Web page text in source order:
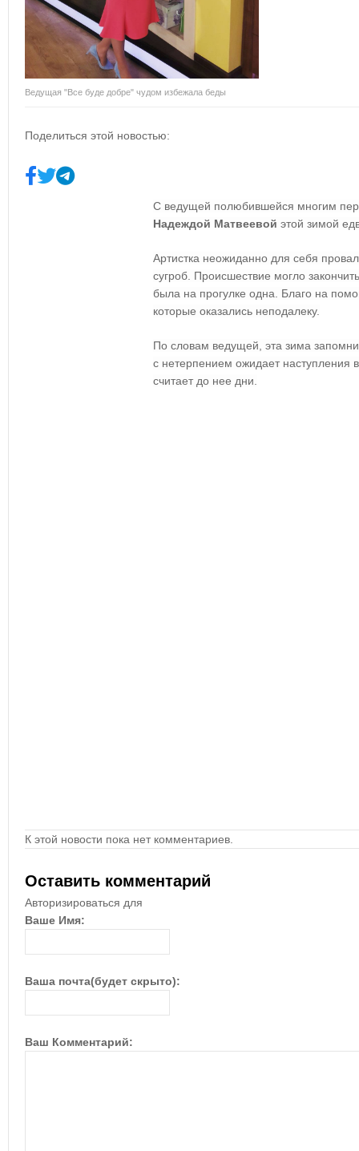
Ведущая "Все буде добре" чудом избежала беды
Поделиться этой новостью:
С ведущей полюбившейся многим
Надеждой Матвеевой этой зимой
Артистка неожиданно для себя
сугроб. Происшествие могло
была на прогулке одна. Благо на
которые оказались неподалеку.
По словам ведущей, эта зима
с нетерпением ожидает наступления
считает до нее дни.
К этой новости пока нет комментариев.
Оставить комментарий
Авторизироваться для
Ваше Имя:
Ваша почта(будет скрыто):
Ваш Комментарий: